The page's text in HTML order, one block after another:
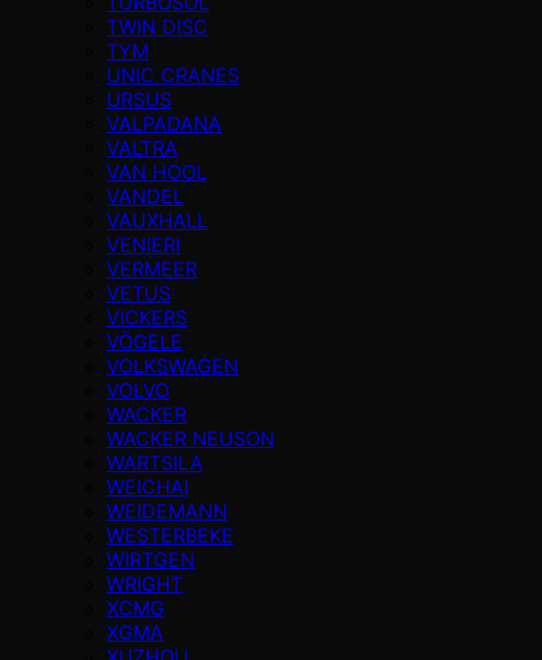
TWIN DISC
TYM
UNIC CRANES
URSUS
VALPADANA
VALTRA
VAN HOOL
VANDEL
VAUXHALL
VENIERI
VERMEER
VETUS
VICKERS
VÖGELE
VOLKSWAGEN
VOLVO
WACKER
WACKER NEUSON
WARTSILA
WEICHAI
WEIDEMANN
WESTERBEKE
WIRTGEN
WRIGHT
XCMG
XGMA